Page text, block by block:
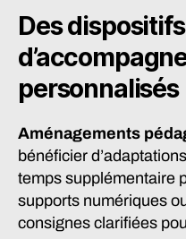
Des dispositifs
personnalisés
Aménagements
bénéficier
temps supplémentaire
supports numériques
consignes clarifiées